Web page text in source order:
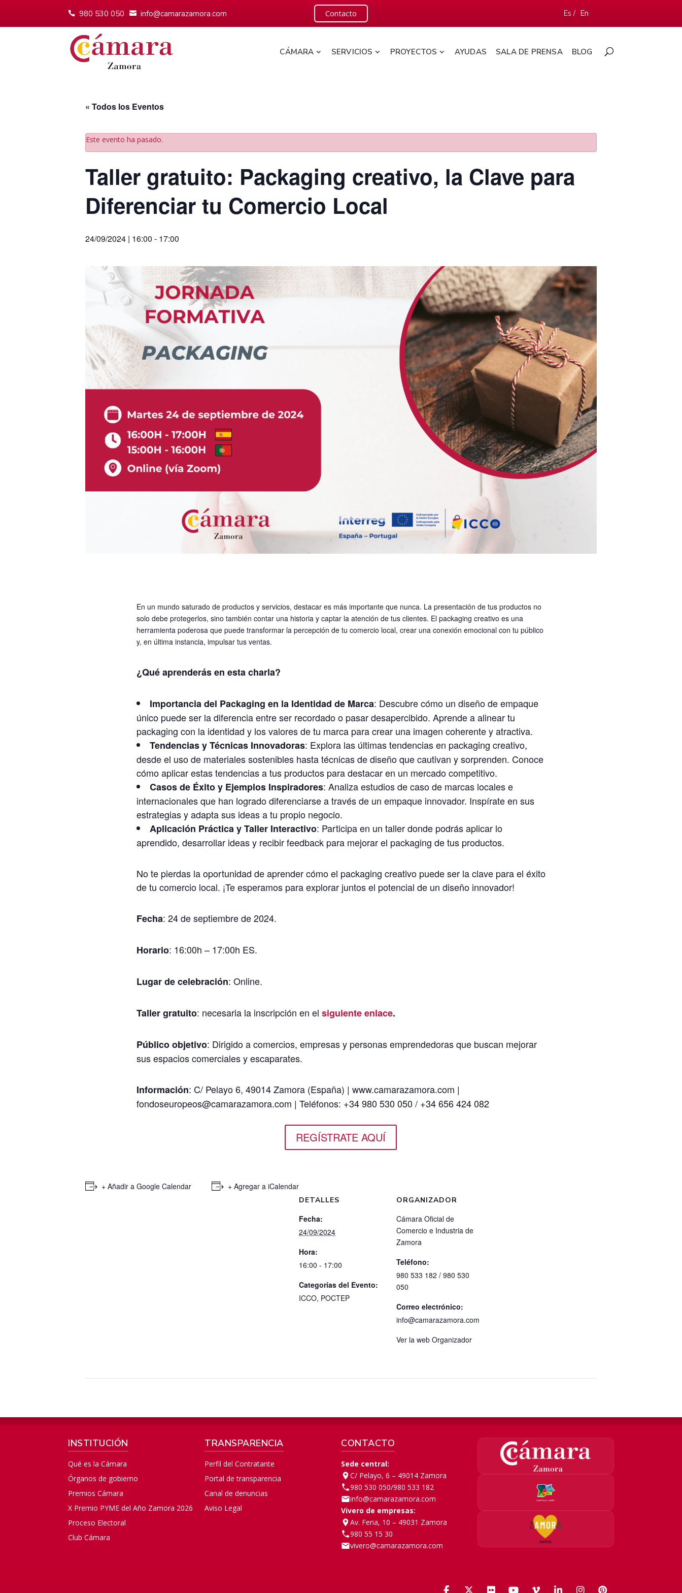
980 530 050 info@camarazamora.com Contacto Es / En
CÁMARA SERVICIOS PROYECTOS AYUDAS SALA DE PRENSA BLOG
« Todos los Eventos
Este evento ha pasado.
Taller gratuito: Packaging creativo, la Clave para
Diferenciar tu Comercio Local
24/09/2024 | 16:00 - 17:00
En un mundo saturado de productos y servicios, destacar es más importante que nunca. La presentación de tus productos no
solo debe protegerlos, sino también contar una historia y captar la atención de tus clientes. El packaging creativo es una
herramienta poderosa que puede transformar la percepción de tu comercio local, crear una conexión emocional con tu público
y, en última instancia, impulsar tus ventas.
¿Qué aprenderás en esta charla?
Importancia del Packaging en la Identidad de Marca: Descubre cómo un diseño de empaque
único puede ser la diferencia entre ser recordado o pasar desapercibido. Aprende a alinear tu
packaging con la identidad y los valores de tu marca para crear una imagen coherente y atractiva.
Tendencias y Técnicas Innovadoras: Explora las últimas tendencias en packaging creativo,
desde el uso de materiales sostenibles hasta técnicas de diseño que cautivan y sorprenden. Conoce
cómo aplicar estas tendencias a tus productos para destacar en un mercado competitivo.
Casos de Éxito y Ejemplos Inspiradores: Analiza estudios de caso de marcas locales e
internacionales que han logrado diferenciarse a través de un empaque innovador. Inspírate en sus
estrategias y adapta sus ideas a tu propio negocio.
Aplicación Práctica y Taller Interactivo: Participa en un taller donde podrás aplicar lo
aprendido, desarrollar ideas y recibir feedback para mejorar el packaging de tus productos.
No te pierdas la oportunidad de aprender cómo el packaging creativo puede ser la clave para el éxito
de tu comercio local. ¡Te esperamos para explorar juntos el potencial de un diseño innovador!
Fecha: 24 de septiembre de 2024.
Horario: 16:00h – 17:00h ES.
Lugar de celebración: Online.
Taller gratuito: necesaria la inscripción en el siguiente enlace.
Público objetivo: Dirigido a comercios, empresas y personas emprendedoras que buscan mejorar
sus espacios comerciales y escaparates.
Información: C/ Pelayo 6, 49014 Zamora (España) | www.camarazamora.com |
fondoseuropeos@camarazamora.com | Teléfonos: +34 980 530 050 / +34 656 424 082
REGÍSTRATE AQUÍ
+ Añadir a Google Calendar + Agregar a iCalendar
DETALLES
Fecha:
24/09/2024
Hora:
16:00 - 17:00
Categorías del Evento:
ICCO, POCTEP
ORGANIZADOR
Cámara Oficial de
Comercio e Industria de
Zamora
Teléfono:
980 533 182 / 980 530
050
Correo electrónico:
info@camarazamora.com
Ver la web Organizador
INSTITUCIÓN
Qué es la Cámara
Órganos de gobierno
Premios Cámara
X Premio PYME del Año Zamora 2026
Proceso Electoral
Club Cámara
TRANSPARENCIA
Perfil del Contratante
Portal de transparencia
Canal de denuncias
Aviso Legal
CONTACTO
Sede central:
C/ Pelayo, 6 – 49014 Zamora
980 530 050/980 533 182
info@camarazamora.com
Vivero de empresas:
Av. Feria, 10 – 49031 Zamora
980 55 15 30
vivero@camarazamora.com